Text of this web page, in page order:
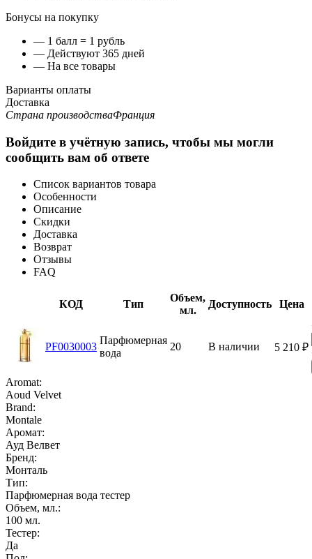
Бонусы на покупку
— 1 балл = 1 рубль
— Действуют 365 дней
— На все товары
Варианты оплаты
Доставка
Страна производстваФранция
Войдите в учётную запись, чтобы мы могли
сообщить вам об ответе
Список вариантов товара
Особенности
Описание
Скидки
Доставка
Возврат
Отзывы
FAQ
КОД Тип
Объем,
мл.
Доступность Цена
PF0030003
Парфюмерная
вода
20 В наличии 5 210 ₽
Aromat:
Aoud Velvet
Brand:
Montale
Аромат:
Ауд Велвет
Бренд:
Монталь
Тип:
Парфюмерная вода тестер
Объем, мл.:
100 мл.
Тестер:
Да